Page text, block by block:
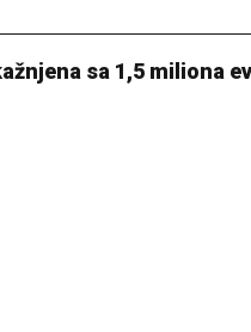
sa 1,5 miliona